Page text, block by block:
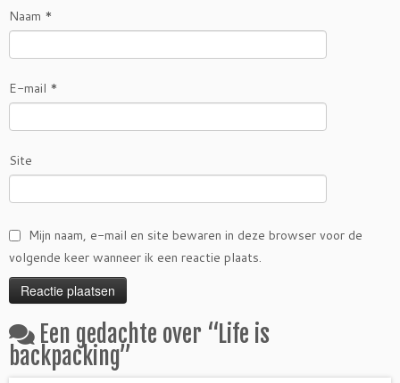
Naam *
E-mail *
Site
Mijn naam, e-mail en site bewaren in deze browser voor de
volgende keer wanneer ik een reactie plaats.
Een gedachte over “Life is
backpacking”